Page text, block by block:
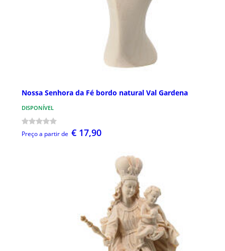
Nossa Senhora da Fé bordo natural Val Gardena
DISPONÍVEL
Preço a partir de € 17,90